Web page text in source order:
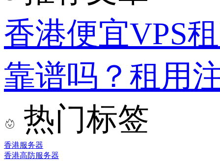
香港便宜VPS
靠谱吗？租用
热门标签
香港服务器
香港高防服务器